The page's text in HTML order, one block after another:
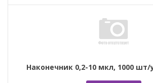
Наконечник 0,2-10 мкл, 1000 шт/